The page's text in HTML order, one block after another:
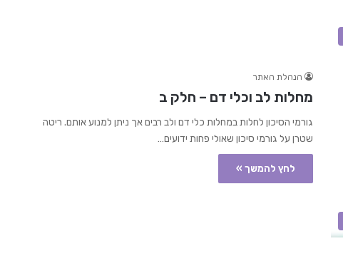
הנהלת האתר
מחלות לב וכלי דם – חלק ב
גורמי הסיכון לחלות במחלות כלי דם ולב רבים אך ניתן למנוע אותם. ריטה
שטרן על גורמי סיכון שאולי פחות ידועים…
לחץ להמשך »